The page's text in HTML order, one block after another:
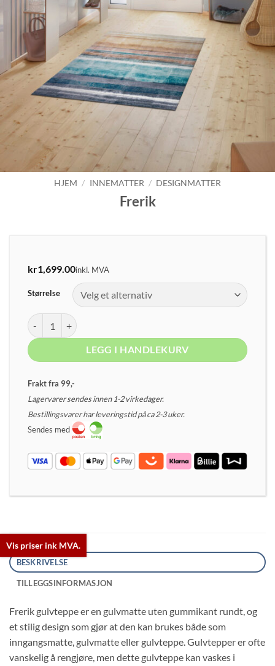
HJEM / INNEMATTER / DESIGNMATTER
Frerik
kr1,699.00inkl. MVA
Størrelse
Frerik antall
LEGG I HANDLEKURV
Frakt fra 99,-
Lagervarer sendes innen 1-2 virkedager.
Bestillingsvarer har leveringstid på ca 2-3 uker.
Sendes med
BESKRIVELSE
TILLEGGSINFORMASJON
Frerik gulvteppe er en gulvmatte uten gummikant rundt, og
et stilig design som gjør at den kan brukes både som
inngangsmatte, gulvmatte eller gulvteppe. Gulvtepper er ofte
vanskelig å rengjøre, men dette gulvteppe kan vaskes i
Vis priser ink MVA.